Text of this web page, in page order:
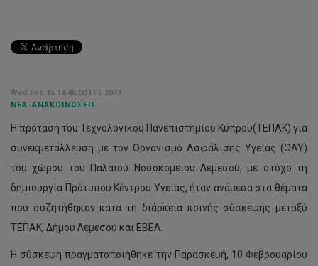
Wed Feb 15 14:46:00 EET 2023
ΝΈΑ-ΑΝΑΚΟΙΝΏΣΕΙΣ
Η πρόταση του Τεχνολογικού Πανεπιστημίου Κύπρου(ΤΕΠΑΚ) για
συνεκμετάλλευση με τον Οργανισμό Ασφάλισης Υγείας (ΟΑΥ)
του χώρου του Παλαιού Νοσοκομείου Λεμεσού, με στόχο τη
δημιουργία Πρότυπου Κέντρου Υγείας, ήταν ανάμεσα στα θέματα
που συζητήθηκαν κατά τη διάρκεια κοινής σύσκεψης μεταξύ
ΤΕΠΑΚ, Δήμου Λεμεσού και ΕΒΕΛ.
Η σύσκεψη πραγματοποιήθηκε την Παρασκευή, 10 Φεβρουαρίου